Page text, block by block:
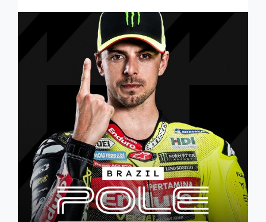
VUELVE
LA
SENDA
DEL
TRIUNFO